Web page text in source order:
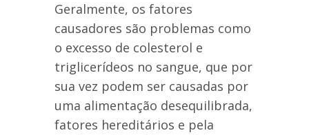
Geralmente, os fatores
causadores são problemas como
o excesso de colesterol e
triglicerídeos no sangue, que por
sua vez podem ser causadas por
uma alimentação desequilibrada,
fatores hereditários e pela